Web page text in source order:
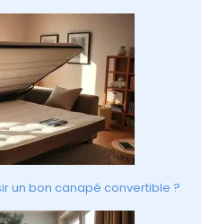
un bon canapé convertible ?